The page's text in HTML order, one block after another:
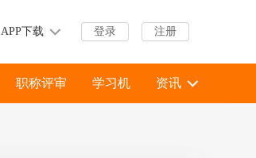
登录 注册
APP下载
职称评审 学习机 资讯